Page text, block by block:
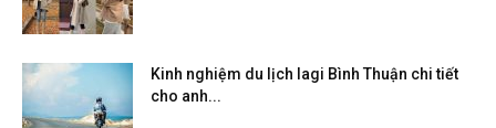
Kinh nghiệm du lịch lagi Bình Thuận chi tiết
cho anh...